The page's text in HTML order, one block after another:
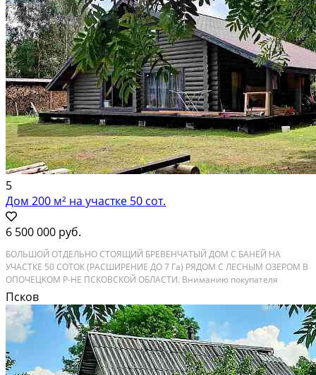
ЛПХ...
Расстояние до города (км): < 10; Этажей в доме: 1; Материал стен дома:
Бревно
5
Дом 200 м² на участке 50 сот.
6 500 000 руб.
БОЛЬШОЙ ОТДЕЛЬНО СТОЯЩИЙ БРЕВЕНЧАТЫЙ ДОМ С БАНЕЙ НА
УЧАСТКЕ 50 СОТОК (РАСШИРЕНИЕ ДО 7 Га) РЯДОМ С ЛЕСНЫМ ОЗЕРОМ В
ОПОЧЕЦКОМ Р-НЕ ПСКОВСКОЙ ОБЛАСТИ. Вниманию покупателя
предлагается большой добротный отдельно стоящий двухэтажный
рубленный дом со всеми удобствами и с бревенчатой баней без...
Расстояние до города (км): 10-19; Этажей в доме: 2; Материал стен дома:
Бревно
Псков